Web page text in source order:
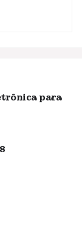
para